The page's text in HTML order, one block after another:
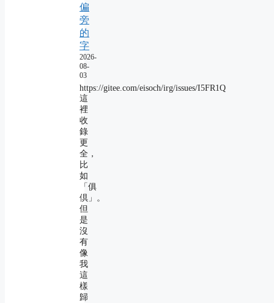
偏
旁
的
字
2026-
08-
03
https://gitee.com/eisoch/irg/issues/I5FR1Q
這
裡
收
錄
更
全，
比
如
「俱
倶」。
但
是
沒
有
像
我
這
樣
歸